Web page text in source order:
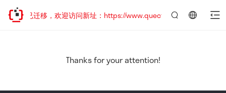
站地址已迁移，欢迎访问新址：https://www.quectel.com.cn
Thanks for your attention!